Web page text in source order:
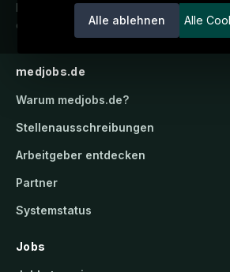
Alle ablehnen Alle
Karriereportal.Ein Service der
candidatis GmbH.
medjobs.de
Warum medjobs.de?
Stellenausschreibungen
Arbeitgeber entdecken
Partner
Systemstatus
Jobs